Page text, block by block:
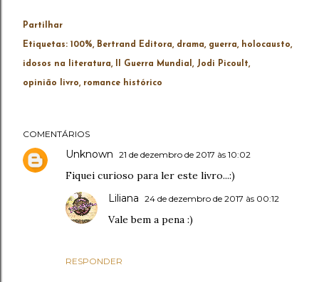
Partilhar
Etiquetas: 100% Bertrand Editora drama guerra holocausto
idosos na literatura II Guerra Mundial Jodi Picoult
opinião livro romance histórico
COMENTÁRIOS
Unknown 21 de dezembro de 2017 às 10:02
Fiquei curioso para ler este livro...:)
RESPONDER
Liliana 24 de dezembro de 2017 às 00:12
Vale bem a pena :)